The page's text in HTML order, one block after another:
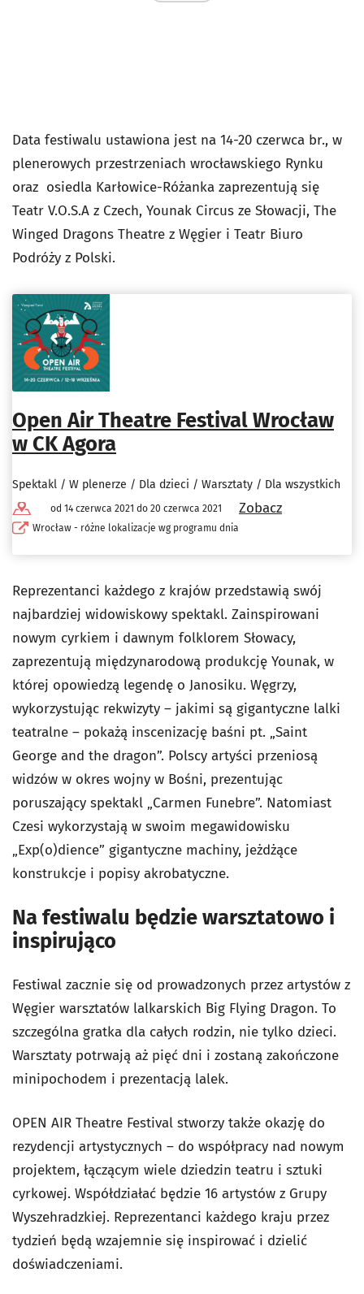
Data festiwalu ustawiona jest na 14-20 czerwca br., w
plenerowych przestrzeniach wrocławskiego Rynku
oraz osiedla Karłowice-Różanka zaprezentują się
Teatr V.O.S.A z Czech, Younak Circus ze Słowacji, The
Winged Dragons Theatre z Węgier i Teatr Biuro
Podróży z Polski.
Open Air Theatre Festival Wrocław
w CK Agora
Spektakl / W plenerze / Dla dzieci / Warsztaty / Dla wszystkich
od 14 czerwca 2021 do 20 czerwca 2021
Wrocław - różne lokalizacje wg programu dnia
Zobacz
Reprezentanci każdego z krajów przedstawią swój
najbardziej widowiskowy spektakl. Zainspirowani
nowym cyrkiem i dawnym folklorem Słowacy,
zaprezentują międzynarodową produkcję Younak, w
której opowiedzą legendę o Janosiku. Węgrzy,
wykorzystując rekwizyty – jakimi są gigantyczne lalki
teatralne – pokażą inscenizację baśni pt. „Saint
George and the dragon”. Polscy artyści przeniosą
widzów w okres wojny w Bośni, prezentując
poruszający spektakl „Carmen Funebre”. Natomiast
Czesi wykorzystają w swoim megawidowisku
„Exp(o)dience” gigantyczne machiny, jeżdżące
konstrukcje i popisy akrobatyczne.
Na festiwalu będzie warsztatowo i
inspirująco
Festiwal zacznie się od prowadzonych przez artystów z
Węgier warsztatów lalkarskich Big Flying Dragon. To
szczególna gratka dla całych rodzin, nie tylko dzieci.
Warsztaty potrwają aż pięć dni i zostaną zakończone
minipochodem i prezentacją lalek.
OPEN AIR Theatre Festival stworzy także okazję do
rezydencji artystycznych – do współpracy nad nowym
projektem, łączącym wiele dziedzin teatru i sztuki
cyrkowej. Współdziałać będzie 16 artystów z Grupy
Wyszehradzkiej. Reprezentanci każdego kraju przez
tydzień będą wzajemnie się inspirować i dzielić
doświadczeniami.